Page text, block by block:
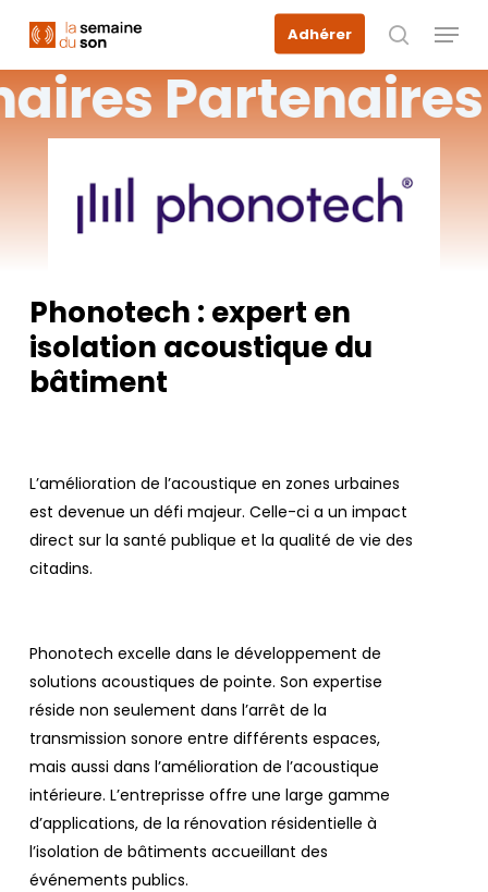
main
content
Adhérer
recherche
Menu
Partenaires
Phonotech : expert en
isolation acoustique du
bâtiment
L’amélioration de l’acoustique en zones urbaines
est devenue un défi majeur. Celle-ci a un impact
direct sur la santé publique et la qualité de vie des
citadins.
Phonotech excelle dans le développement de
solutions acoustiques de pointe. Son expertise
réside non seulement dans l’arrêt de la
transmission sonore entre différents espaces,
mais aussi dans l’amélioration de l’acoustique
intérieure. L’entreprisse offre une large gamme
d’applications, de la rénovation résidentielle à
l’isolation de bâtiments accueillant des
événements publics.